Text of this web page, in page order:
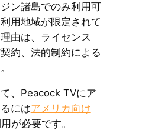
ン諸島でのみ利用可
用地域が限定されて
由は、ライセンス
約、法的制約による
、Peacock TVにア
にはアメリカ向け
が必要です。